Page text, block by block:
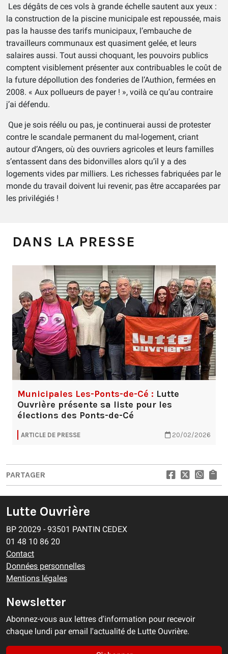
Les dégâts de ces vols à grande échelle sautent aux yeux :
la construction de la piscine municipale est repoussée, mais
pas la hausse des tarifs municipaux, l’embauche de
travailleurs communaux est quasiment gelée, et leurs
salaires aussi. Tout aussi choquant, les pouvoirs publics
comptent visiblement présenter aux contribuables le coût de
la future dépollution des fonderies de l’Authion, fermées en
2008. « Aux pollueurs de payer ! », voilà ce qu’au contraire
j’ai défendu.
Que je sois réélu ou pas, je continuerai aussi de protester
contre le scandale permanent du mal-logement, criant
autour d’Angers, où des ouvriers agricoles et leurs familles
s’entassent dans des bidonvilles alors qu’il y a des
logements vides par milliers. Les richesses fabriquées par le
monde du travail doivent lui revenir, pas être accaparées par
les privilégiés !
DANS LA PRESSE
Municipales Les-Ponts-de-Cé : Lutte
Ouvrière présente sa liste pour les
élections des Ponts-de-Cé
ARTICLE DE PRESSE 20/02/2026
PARTAGER
Lutte Ouvrière
BP 20029 - 93501 PANTIN CEDEX
01 48 10 86 20
Contact
Données personnelles
Mentions légales
Newsletter
Abonnez-vous aux lettres d'information pour recevoir
chaque lundi par email l'actualité de Lutte Ouvrière.